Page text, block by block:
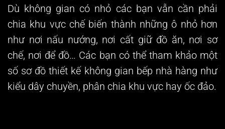
Dù không gian có nhỏ các bạn vẫn cần phải
chia khu vực chế biến thành những ô nhỏ hơn
như nơi nấu nướng, nơi cất giữ đồ ăn, nơi sơ
chế, nơi để đồ… Các bạn có thể tham khảo một
số sơ đồ thiết kế không gian bếp nhà hàng như
kiểu dây chuyền, phân chia khu vực hay ốc đảo.